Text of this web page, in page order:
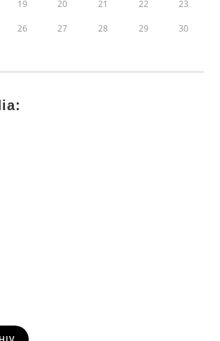
19 20 21 22 23
26 27 28 29 30